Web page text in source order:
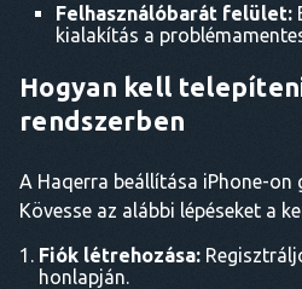
Felhasználóbarát felület:
kialakítás a
Hogyan kell
rendszerben
A Haqerra beállítása iPhone-on
Kövesse az alábbi lépéseket a
Fiók létrehozása:
honlapján.